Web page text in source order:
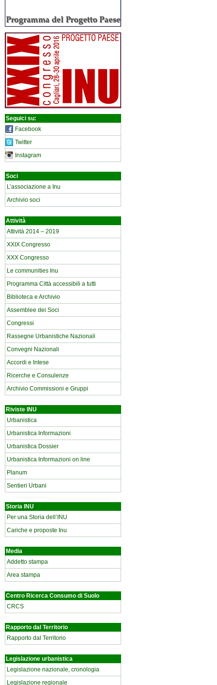
Seguici su:
Facebook
Twitter
Instagram
Soci
L’associazione a Inu
Archivio soci
Attività
Attività 2014 – 2019
XXIX Congresso
XXX Congresso
Le communities Inu
Programma Città accessibili a tutti
Biblioteca e Archivio
Assemblee dei Soci
Congressi
Rassegne Urbanistiche Nazionali
Convegni Nazionali
Accordi e Intese
Ricerche e Consulenze
Archivio Commissioni e Gruppi
Riviste INU
Urbanistica
Urbanistica Informazioni
Urbanistica Dossier
Urbanistica Informazioni on line
Planum
Sentieri Urbani
Storia INU
Per una Storia dell’INU
Cariche e proposte Inu
Media
Addetto stampa
Area stampa
Centro Ricerca Consumo di Suolo
CRCS
Rapporto dal Territorio
Rapporto dal Territorio
Legislazione urbanistica
Legislazione nazionale, cronologia
Legislazione regionale